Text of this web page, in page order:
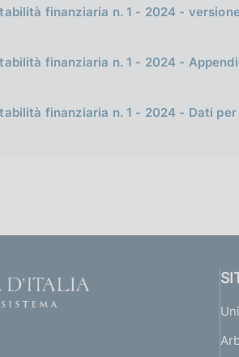
finanziaria n. 1 - 2024 -
finanziaria n. 1 - 2024 -
finanziaria n. 1 - 2024 - Dati